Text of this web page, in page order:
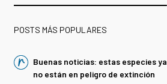
POSTS MÁS POPULARES
Buenas noticias: estas especies ya
no están en peligro de extinción